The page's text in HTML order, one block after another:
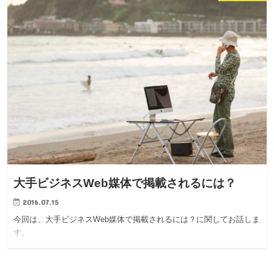
大手ビジネスWeb媒体で掲載されるには？
2016.07.15
今回は、大手ビジネスWeb媒体で掲載されるには？に関してお話しま
す。